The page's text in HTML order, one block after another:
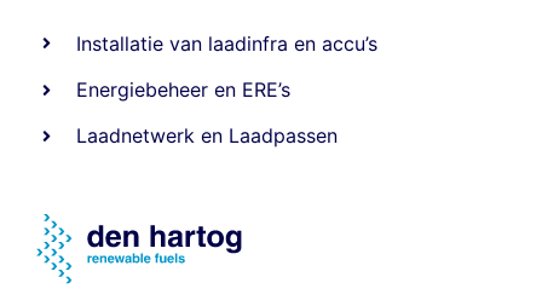
Installatie van laadinfra en accu’s
Energiebeheer en ERE’s
Laadnetwerk en Laadpassen